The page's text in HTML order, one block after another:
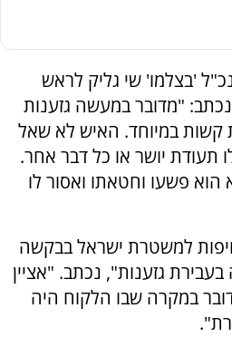
'בצלמו' שי גליק לראש
"מדובר במעשה גזענות
קשות במיוחד. האיש לא שאל
תעודת יושר או כל דבר אחר.
פשעו וחטאתו ואסור לו
למשטרת ישראל בבקשה
גזענות", נכתב. "אציין
במקרה שבו הלקוח היה